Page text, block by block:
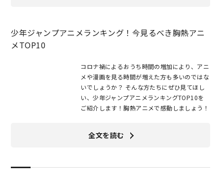
少年ジャンプアニメランキング！今見るべき胸熱アニ
メTOP10
コロナ禍によるおうち時間の増加により、アニ
メや漫画を見る時間が増えた方も多いのではな
いでしょうか？ そんな方たちにぜひ見てほし
い、少年ジャンプアニメランキングTOP10を
ご紹介します！胸熱アニメで感動しましょう！
全文を読む